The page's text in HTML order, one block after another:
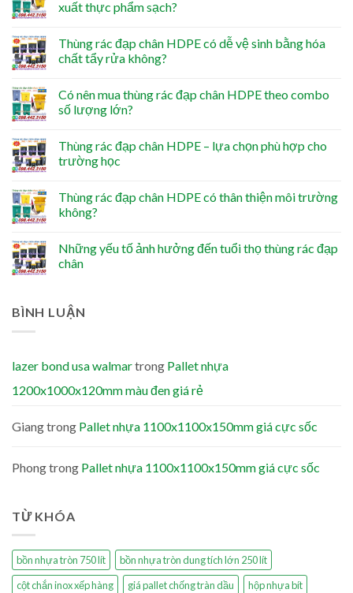
xuất thực phẩm sạch?
Thùng rác đạp chân HDPE có dễ vệ sinh bằng hóa
chất tẩy rửa không?
Có nên mua thùng rác đạp chân HDPE theo combo
số lượng lớn?
Thùng rác đạp chân HDPE – lựa chọn phù hợp cho
trường học
Thùng rác đạp chân HDPE có thân thiện môi trường
không?
Những yếu tố ảnh hưởng đến tuổi thọ thùng rác đạp
chân
BÌNH LUẬN
lazer bond usa walmartrong Pallet nhựa
1200x1000x120mm màu đen giá rẻ
Giangtrong Pallet nhựa 1100x1100x150mm giá cực sốc
Phongtrong Pallet nhựa 1100x1100x150mm giá cực sốc
TỪ KHÓA
bồn nhựa tròn 750 lít
bồn nhựa tròn dung tích lớn 250 lít
cột chắn inox xếp hàng
giá pallet chống tràn dầu
hộp nhựa bít